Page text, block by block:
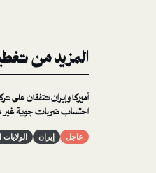
المزيد من
أميركا وإيران تتفقان على
احتساب ضربات جوية غير
عاجل إيران